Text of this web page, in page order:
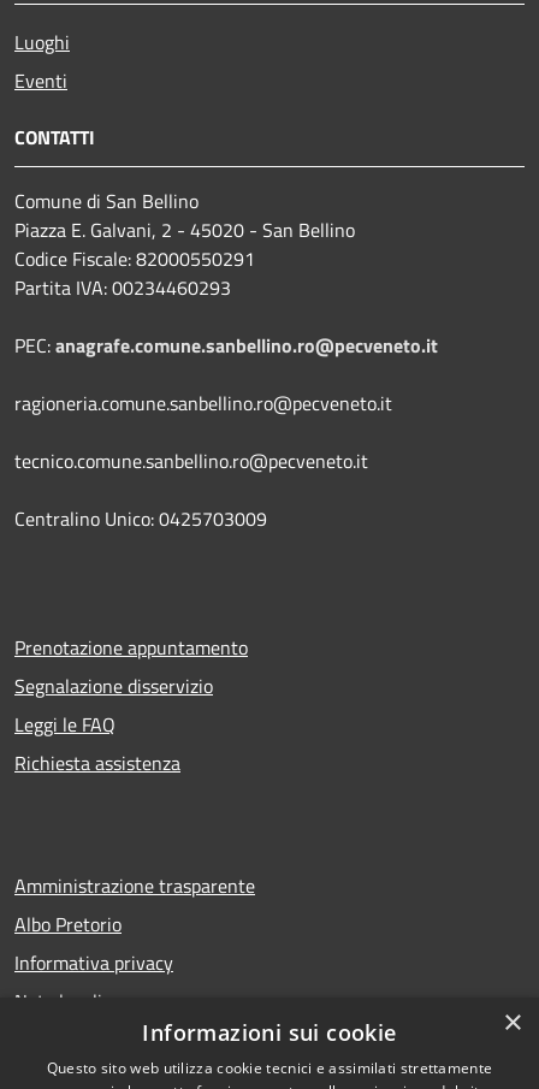
Luoghi
Eventi
CONTATTI
Comune di San Bellino
Piazza E. Galvani, 2 - 45020 - San Bellino
Codice Fiscale: 82000550291
Partita IVA: 00234460293
PEC:anagrafe.comune.sanbellino.ro@pecveneto.it
ragioneria.comune.sanbellino.ro@pecveneto.it
tecnico.comune.sanbellino.ro@pecveneto.it
Centralino Unico: 0425703009
Prenotazione appuntamento
Segnalazione disservizio
Leggi le FAQ
Richiesta assistenza
Amministrazione trasparente
Albo Pretorio
Informativa privacy
Note legali
Dichiarazione di accessibilità
×
Informazioni sui cookie
Questo sito web utilizza cookie tecnici e assimilati strettamente